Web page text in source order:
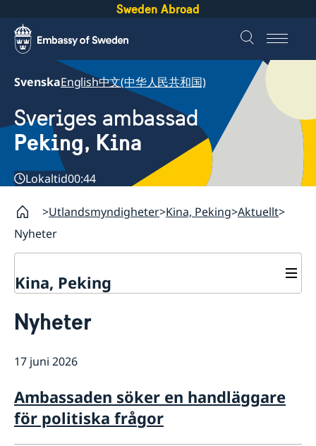
Sweden Abroad
SvenskaEnglish中文(中华人民共和国)
Sveriges ambassad
Peking, Kina
Lokaltid00:44
Utlandsmyndigheter Kina, Peking Aktuellt
Nyheter
Kina, Peking
Om oss
Ambassaden söker en handläggare för politiska
medarbetare till vårt migrationsteam under
sommarsäsongen 2026
Svenska organisationer
Team Sweden
Svenska företag i Kina och Mongoliet
Aktuellt
Kalendarium
Nyheter
Nyheter
17 juni 2026
Ambassaden söker en handläggare
för politiska frågor